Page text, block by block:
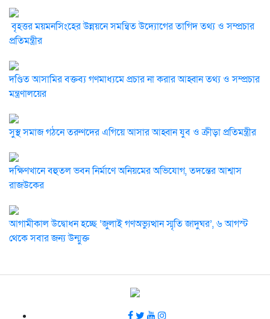
‎ বৃহত্তর ময়মনসিংহের উন্নয়নে সমন্বিত উদ্যোগের তাগিদ তথ্য ও সম্প্রচার
প্রতিমন্ত্রীর
দণ্ডিত আসামির বক্তব্য গণমাধ্যমে প্রচার না করার আহ্বান তথ্য ও সম্প্রচার
মন্ত্রণালয়ের
সুস্থ সমাজ গঠনে তরুণদের এগিয়ে আসার আহ্বান যুব ও ক্রীড়া প্রতিমন্ত্রীর
দক্ষিণখানে বহুতল ভবন নির্মাণে অনিয়মের অভিযোগ, তদন্তের আশ্বাস
রাজউকের
আগামীকাল উদ্বোধন হচ্ছে ‘জুলাই গণঅভ্যুত্থান স্মৃতি জাদুঘর’, ৬ আগস্ট
থেকে সবার জন্য উন্মুক্ত